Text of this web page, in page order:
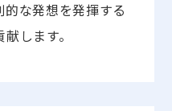
な発想を発揮する
します。